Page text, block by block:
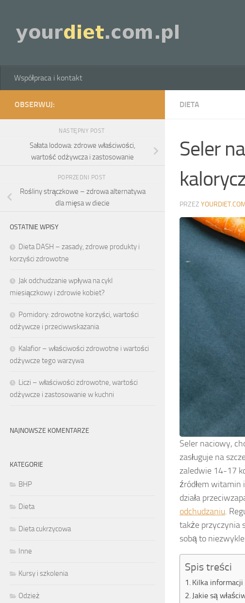
Współpraca i kontakt
DIETA
Seler
PRZEZ
Seler naciowy,
zasługuje na
zaledwie 14-17
źródłem witamin
działa
odchudzaniu.
także przyczynia
sobą to
Spis treści
Kilka
Jakie są
OBSERWUJ:
NASTĘPNY POST
Sałata lodowa: zdrowe właściwości,
wartość odżywcza i zastosowanie
POPRZEDNI POST
Rośliny strączkowe – zdrowa alternatywa
dla mięsa w diecie
OSTATNIE WPISY
Dieta DASH – zasady, zdrowe produkty i
korzyści zdrowotne
Jak odchudzanie wpływa na cykl
miesiączkowy i zdrowie kobiet?
Pomidory: zdrowotne korzyści, wartości
odżywcze i przeciwwskazania
Kalafior – właściwości zdrowotne i wartości
odżywcze tego warzywa
Liczi – właściwości zdrowotne, wartości
odżywcze i zastosowanie w kuchni
NAJNOWSZE KOMENTARZE
KATEGORIE
BHP
Dieta
Dieta cukrzycowa
Inne
Kursy i szkolenia
Odzież